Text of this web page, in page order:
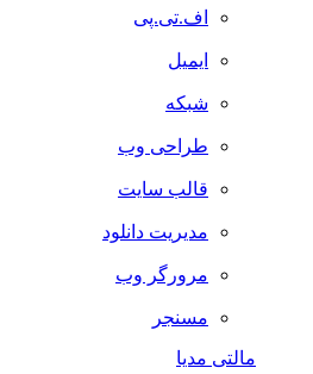
اف.تی.پی
ایمیل
شبکه
طراحی وب
قالب سایت
مدیریت دانلود
مرورگر وب
مسنجر
مالتی مدیا